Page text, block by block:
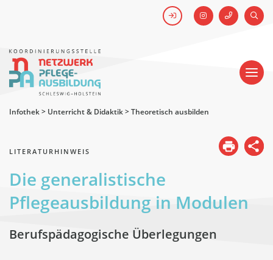
FACEBOOK
Holstein
Infothek> Unterricht & Didaktik>Theoretisch ausbilden
LITERATURHINWEIS
Die generalistische
Pflegeausbildung in Modulen
Berufspädagogische Überlegungen